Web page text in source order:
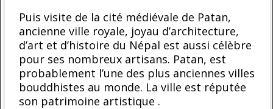
Puis visite de la cité médiévale de Patan,
ancienne ville royale, joyau d’architecture,
d’art et d’histoire du Népal est aussi célèbre
pour ses nombreux artisans. Patan, est
probablement l’une des plus anciennes villes
bouddhistes au monde. La ville est réputée
son patrimoine artistique .